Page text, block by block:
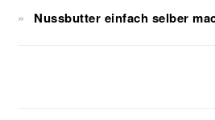
Nussbutter einfach selber